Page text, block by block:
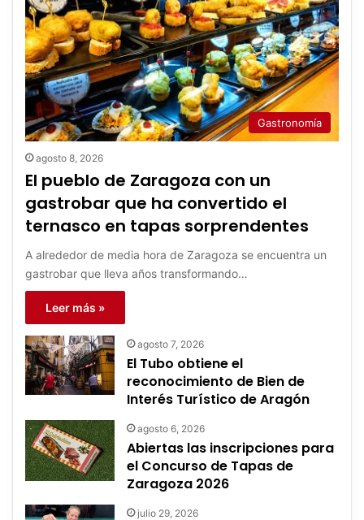
Gastronomía
agosto 8, 2026
El pueblo de Zaragoza con un
gastrobar que ha convertido el
ternasco en tapas sorprendentes
A alrededor de media hora de Zaragoza se encuentra un
gastrobar que lleva años transformando…
Leer más »
agosto 7, 2026
El Tubo obtiene el
reconocimiento de Bien de
Interés Turístico de Aragón
agosto 6, 2026
Abiertas las inscripciones para
el Concurso de Tapas de
Zaragoza 2026
julio 29, 2026